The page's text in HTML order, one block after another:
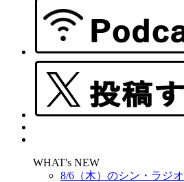
WHAT's NEW
8/6（木）のシン・ラジオ